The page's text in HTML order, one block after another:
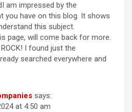
am impressed by the
you have on this blog. It shows
this subject.
page, will come back for more.
I found just the
searched everywhere and
says:
at 4:50 am